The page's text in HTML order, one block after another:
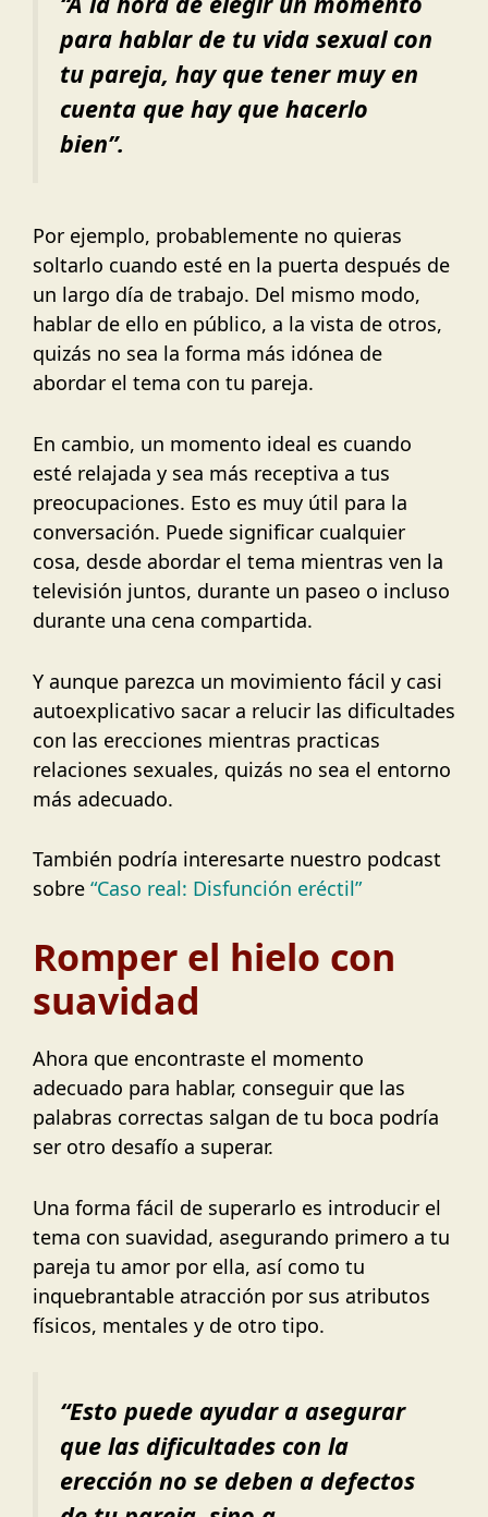
para hablar de tu vida sexual con
tu pareja, hay que tener muy en
cuenta que hay que hacerlo
bien”.
Por ejemplo, probablemente no quieras
soltarlo cuando esté en la puerta después de
un largo día de trabajo. Del mismo modo,
hablar de ello en público, a la vista de otros,
quizás no sea la forma más idónea de
abordar el tema con tu pareja.
En cambio, un momento ideal es cuando
esté relajada y sea más receptiva a tus
preocupaciones. Esto es muy útil para la
conversación. Puede significar cualquier
cosa, desde abordar el tema mientras ven la
televisión juntos, durante un paseo o incluso
durante una cena compartida.
Y aunque parezca un movimiento fácil y casi
autoexplicativo sacar a relucir las dificultades
con las erecciones mientras practicas
relaciones sexuales, quizás no sea el entorno
más adecuado.
También podría interesarte nuestro podcast
sobre “Caso real: Disfunción eréctil”
Romper el hielo con
suavidad
Ahora que encontraste el momento
adecuado para hablar, conseguir que las
palabras correctas salgan de tu boca podría
ser otro desafío a superar.
Una forma fácil de superarlo es introducir el
tema con suavidad, asegurando primero a tu
pareja tu amor por ella, así como tu
inquebrantable atracción por sus atributos
físicos, mentales y de otro tipo.
“Esto puede ayudar a asegurar
que las dificultades con la
erección no se deben a defectos